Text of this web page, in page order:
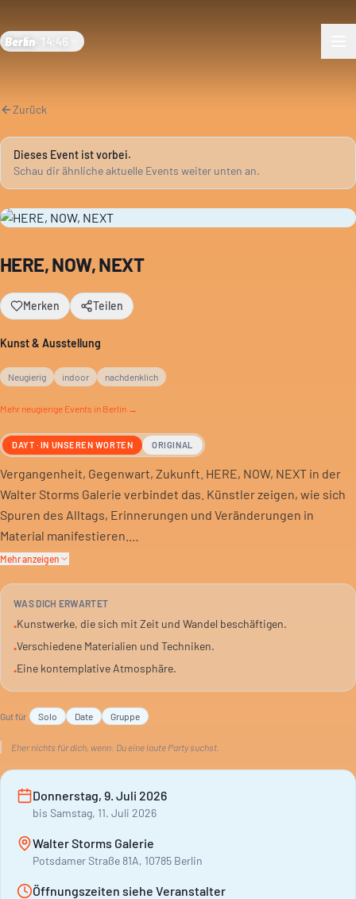
Berlin 14:46
Zurück
Dieses Event ist vorbei.
Schau dir ähnliche aktuelle Events weiter unten an.
HERE, NOW, NEXT
Merken Teilen
Kunst & Ausstellung
Neugierig indoor nachdenklich
Mehr neugierige Events in Berlin →
DAYT · IN UNSEREN WORTEN ORIGINAL
Vergangenheit, Gegenwart, Zukunft. HERE, NOW, NEXT in der
Walter Storms Galerie verbindet das. Künstler zeigen, wie sich
Spuren des Alltags, Erinnerungen und Veränderungen in
Material manifestieren.
Montagen, Malerei und Transformation. Es entsteht ein Dialog
über das Hier und Jetzt und was als Nächstes kommt.
Unterschiedliche Perspektiven treffen aufeinander.
Die Werke schaffen eine Brücke zwischen Generationen. Du
Gelegenheit, Kunst zu erleben.
Mehr anzeigen
WAS DICH ERWARTET
•Kunstwerke, die sich mit Zeit und Wandel beschäftigen.
•Verschiedene Materialien und Techniken.
•Eine kontemplative Atmosphäre.
Gut für Solo Date Gruppe
Eher nichts für dich, wenn: Du eine laute Party suchst.
Donnerstag, 9. Juli 2026
bis Samstag, 11. Juli 2026
Walter Storms Galerie
Potsdamer Straße 81A, 10785 Berlin
Öffnungszeiten siehe Veranstalter